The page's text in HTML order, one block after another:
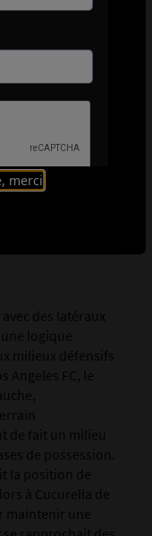
merci
du jeu
montés
nous montre
la structure
des latéraux au
qui ouvre à
des latéraux
une logique
milieux défensifs
Angeles FC, le
de fait un milieu
de possession.
la position de
à Cucurella de
maintenir une